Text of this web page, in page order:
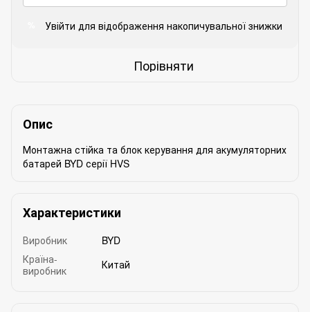
Увійти для відображення накопичувальної знижки
Порівняти
Опис
Монтажна стійка та блок керування для акумуляторних
батарей BYD серії HVS
Характеристики
Виробник
BYD
Країна-
виробник
Китай